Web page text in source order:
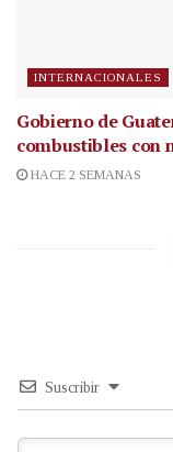
INTERNACIONALES
Gobierno de
combustibles con
HACE 2 SEMANAS
Suscribir